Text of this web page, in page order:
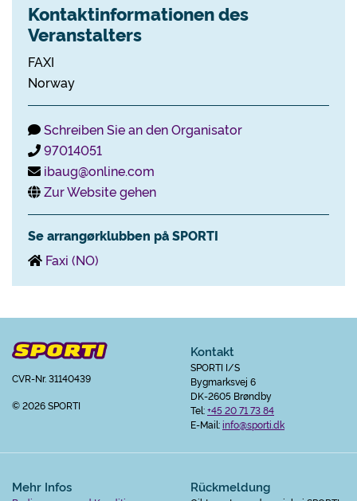
Kontaktinformationen des
Veranstalters
FAXI
Norway
Schreiben Sie an den Organisator
97014051
ibaug@online.com
Zur Website gehen
Se arrangørklubben på SPORTI
Faxi (NO)
CVR-Nr. 31140439
© 2026 SPORTI
Kontakt
SPORTI I/S
Bygmarksvej 6
DK-2605 Brøndby
Tel:+45 20 71 73 84
E-Mail:info@sporti.dk
Mehr Infos Rückmeldung